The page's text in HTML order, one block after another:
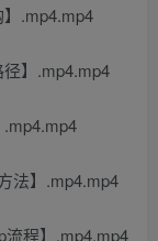
.mp4.mp4
】.mp4.mp4
法】.mp4.mp4
流程】.mp4.mp4